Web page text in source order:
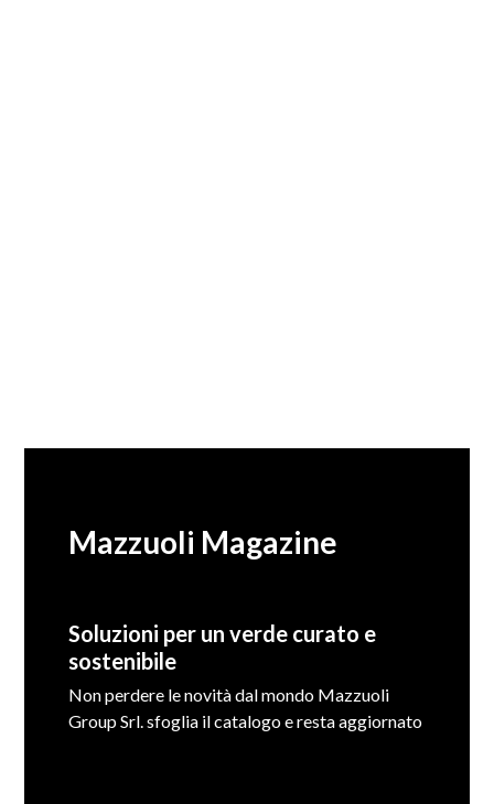
Mazzuoli Magazine
Soluzioni per un verde curato e
sostenibile
Non perdere le novità dal mondo Mazzuoli
Group Srl. sfoglia il catalogo e resta aggiornato